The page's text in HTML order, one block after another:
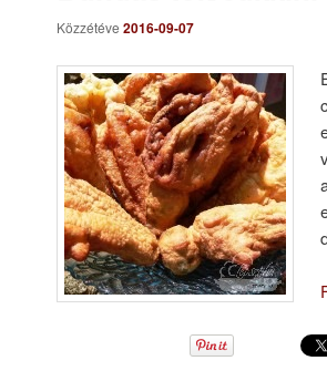
Közzétéve 2016-09-07